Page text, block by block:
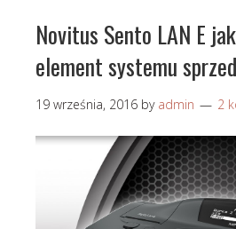
Novitus Sento LAN E
element systemu
19 września, 2016 by admin 2